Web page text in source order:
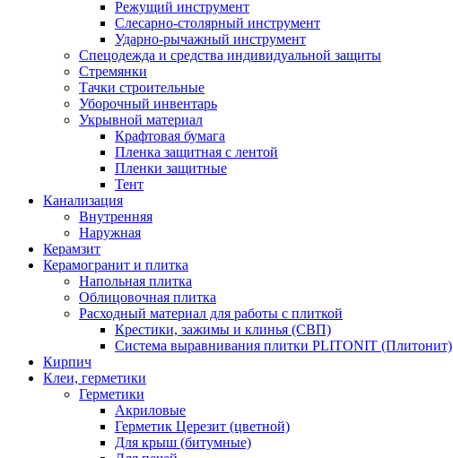
Режущий инструмент
Слесарно-столярный инструмент
Ударно-рычажный инструмент
Спецодежда и средства индивидуальной защиты
Стремянки
Тачки строительные
Уборочный инвентарь
Укрывной материал
Крафтовая бумага
Пленка защитная с лентой
Пленки защитные
Тент
Канализация
Внутренняя
Наружная
Керамзит
Керамогранит и плитка
Напольная плитка
Облицовочная плитка
Расходный материал для работы с плиткой
Крестики, зажимы и клинья (СВП)
Система выравнивания плитки PLITONIT (Плитонит)
Кирпич
Клеи, герметики
Герметики
Акриловые
Герметик Церезит (цветной)
Для крыш (битумные)